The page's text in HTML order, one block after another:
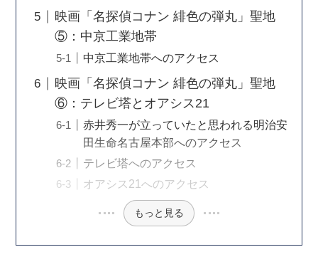
映画「名探偵コナン 緋色の弾丸」聖地
⑤：中京工業地帯
中京工業地帯へのアクセス
映画「名探偵コナン 緋色の弾丸」聖地
⑥：テレビ塔とオアシス21
赤井秀一が立っていたと思われる明治安
田生命名古屋本部へのアクセス
テレビ塔へのアクセス
オアシス21へのアクセス
もっと見る